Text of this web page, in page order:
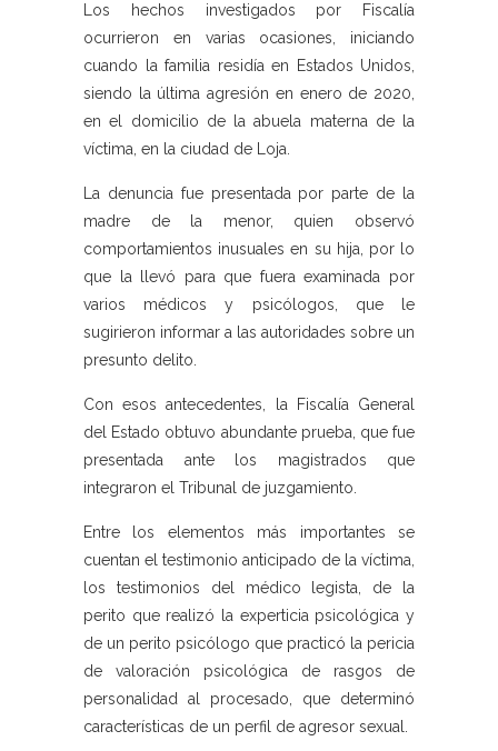
Los hechos investigados por Fiscalía
ocurrieron en varias ocasiones, iniciando
cuando la familia residía en Estados Unidos,
siendo la última agresión en enero de 2020,
en el domicilio de la abuela materna de la
víctima, en la ciudad de Loja.
La denuncia fue presentada por parte de la
madre de la menor, quien observó
comportamientos inusuales en su hija, por lo
que la llevó para que fuera examinada por
varios médicos y psicólogos, que le
sugirieron informar a las autoridades sobre un
presunto delito.
Con esos antecedentes, la Fiscalía General
del Estado obtuvo abundante prueba, que fue
presentada ante los magistrados que
integraron el Tribunal de juzgamiento.
Entre los elementos más importantes se
cuentan el testimonio anticipado de la víctima,
los testimonios del médico legista, de la
perito que realizó la experticia psicológica y
de un perito psicólogo que practicó la pericia
de valoración psicológica de rasgos de
personalidad al procesado, que determinó
características de un perfil de agresor sexual.